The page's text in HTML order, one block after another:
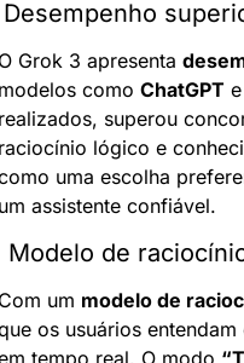
Desempenho
Grok 3 apresenta
como ChatGPT e
superou
lógico e
uma escolha
assistente confiável.
Modelo de
um modelo de
os usuários
tempo real. O modo